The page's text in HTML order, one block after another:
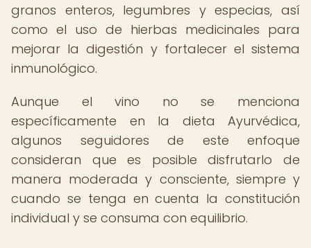
granos enteros, legumbres y especias, así
como el uso de hierbas medicinales para
mejorar la digestión y fortalecer el sistema
inmunológico.
Aunque el vino no se menciona
específicamente en la dieta Ayurvédica,
algunos seguidores de este enfoque
consideran que es posible disfrutarlo de
manera moderada y consciente, siempre y
cuando se tenga en cuenta la constitución
individual y se consuma con equilibrio.